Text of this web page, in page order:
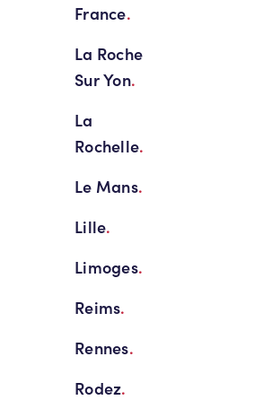
France.
La Roche
Sur Yon.
La
Rochelle.
Le Mans.
Lille.
Limoges.
Reims.
Rennes.
Rodez.